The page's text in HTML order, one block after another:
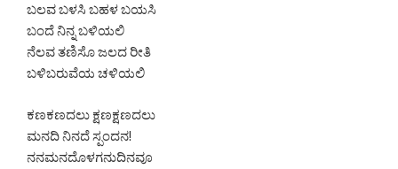
ಬಲವ ಬಳಸಿ ಬಹಳ ಬಯಸಿ
ಬಂದೆ ನಿನ್ನ ಬಳಿಯಲಿ
ನೆಲವ ತಣಿಸೊ ಜಲದ ರೀತಿ
ಬಳಿಬರುವೆಯ ಚಳಿಯಲಿ
ಕಣಕಣದಲು ಕ್ಷಣಕ್ಷಣದಲು
ಮನದಿ ನಿನದೆ ಸ್ಪಂದನ!
ನನಮನದೊಳಗನುದಿನವೂ